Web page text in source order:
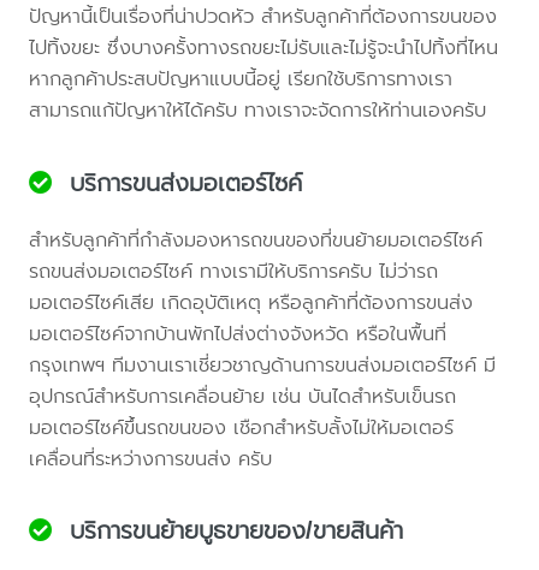
ปัญหานี้เป็นเรื่องที่น่าปวดหัว สำหรับลูกค้าที่ต้องการขนของ
ไปทิ้งขยะ ซึ่งบางครั้งทางรถขยะไม่รับและไม่รู้จะนำไปทิ้งที่ไหน
หากลูกค้าประสบปัญหาแบบนี้อยู่ เรียกใช้บริการทางเรา
สามารถแก้ปัญหาให้ได้ครับ ทางเราจะจัดการให้ท่านเองครับ
บริการขนส่งมอเตอร์ไซค์
สำหรับลูกค้าที่กำลังมองหารถขนของที่ขนย้ายมอเตอร์ไซค์
รถขนส่งมอเตอร์ไซค์ ทางเรามีให้บริการครับ ไม่ว่ารถ
มอเตอร์ไซค์เสีย เกิดอุบัติเหตุ หรือลูกค้าที่ต้องการขนส่ง
มอเตอร์ไซค์จากบ้านพักไปส่งต่างจังหวัด หรือในพื้นที่
กรุงเทพฯ ทีมงานเราเชี่ยวชาญด้านการขนส่งมอเตอร์ไซค์ มี
อุปกรณ์สำหรับการเคลื่อนย้าย เช่น บันไดสำหรับเข็นรถ
มอเตอร์ไซค์ขึ้นรถขนของ เชือกสำหรับลั้งไม่ให้มอเตอร์
เคลื่อนที่ระหว่างการขนส่ง ครับ
บริการขนย้ายบูธขายของ/ขายสินค้า